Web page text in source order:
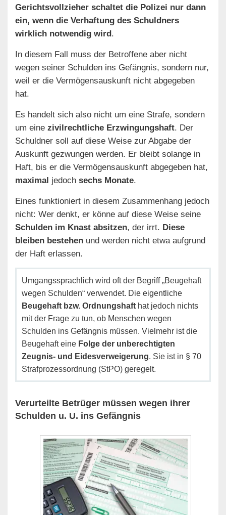
Gerichtsvollzieher schaltet die Polizei nur dann
ein, wenn die Verhaftung des Schuldners
wirklich notwendig wird.
In diesem Fall muss der Betroffene aber nicht
wegen seiner Schulden ins Gefängnis, sondern nur,
weil er die Vermögensauskunft nicht abgegeben
hat.
Es handelt sich also nicht um eine Strafe, sondern
um eine zivilrechtliche Erzwingungshaft. Der
Schuldner soll auf diese Weise zur Abgabe der
Auskunft gezwungen werden. Er bleibt solange in
Haft, bis er die Vermögensauskunft abgegeben hat,
maximal jedoch sechs Monate.
Eines funktioniert in diesem Zusammenhang jedoch
nicht: Wer denkt, er könne auf diese Weise seine
Schulden im Knast absitzen, der irrt. Diese
bleiben bestehen und werden nicht etwa aufgrund
der Haft erlassen.
Umgangssprachlich wird oft der Begriff „Beugehaft
wegen Schulden“ verwendet. Die eigentliche
Beugehaft bzw. Ordnungshaft hat jedoch nichts
mit der Frage zu tun, ob Menschen wegen
Schulden ins Gefängnis müssen. Vielmehr ist die
Beugehaft eine Folge der unberechtigten
Zeugnis- und Eidesverweigerung. Sie ist in § 70
Strafprozessordnung (StPO) geregelt.
Verurteilte Betrüger müssen wegen ihrer
Schulden u. U. ins Gefängnis